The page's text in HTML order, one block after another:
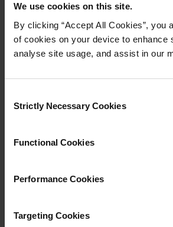
We use cookies on this site.
By clicking “Accept All Cookies”, you
of cookies on your device to enhance
analyse site usage, and assist in our
Selection
Strictly Necessary Cookies
Functional Cookies
Performance Cookies
Targeting Cookies
01
旅程
る大冒険で、オープンロードな
を体験してみませんか。 まずは
しても繁栄しているパースから
シーンを楽しめる、のんびりと
にぴったりの街です。
もっと読む
もっと読む